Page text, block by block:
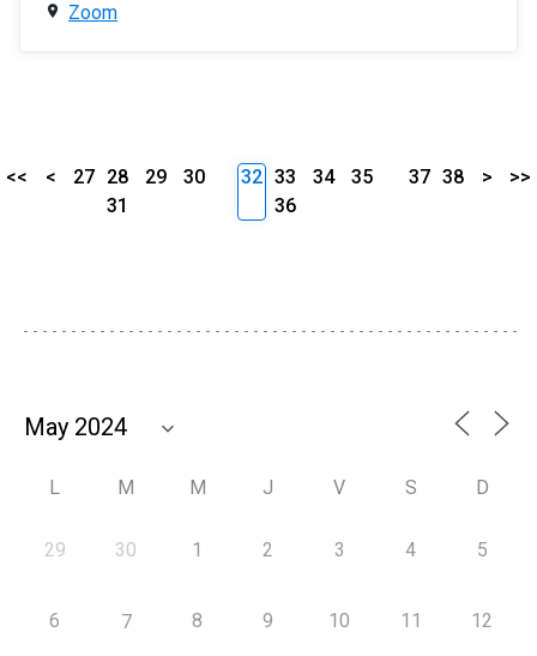
Zoom
<< < 27 28 29
30
31
32 33 34
35
36
37 38 > >>
L M M J V S D
29 30 1 2 3 4 5
6 7 8 9 10 11 12